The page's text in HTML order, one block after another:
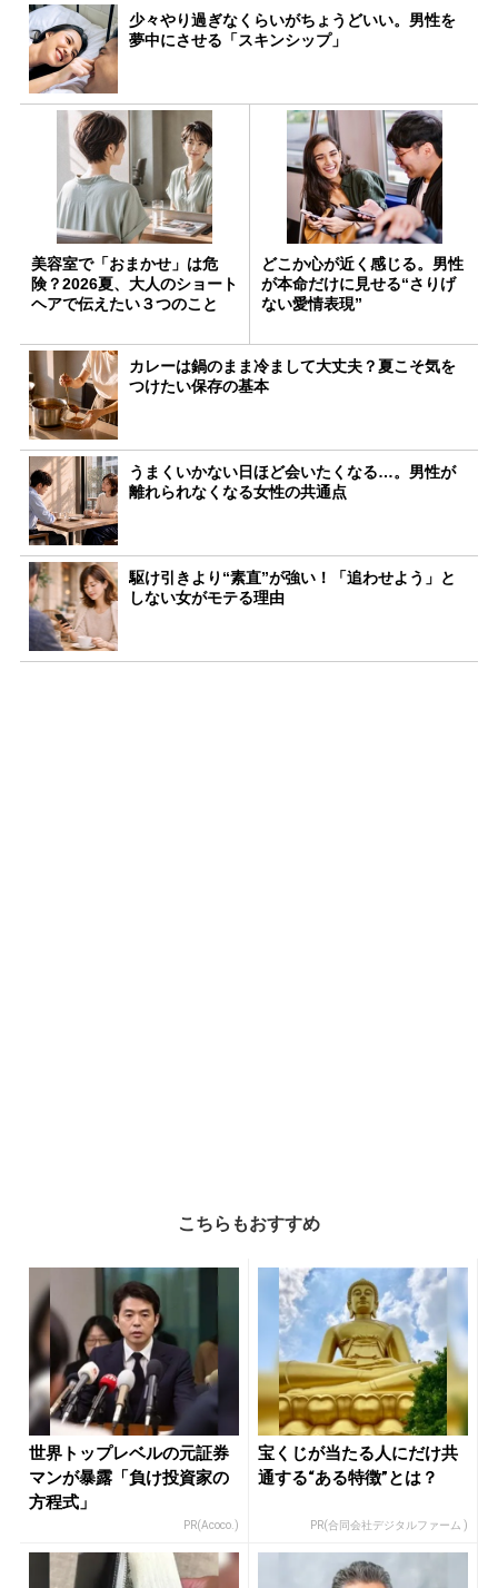
少々やり過ぎなくらいがちょうどいい。男性を
夢中にさせる「スキンシップ」
美容室で「おまかせ」は危
険？2026夏、大人のショート
ヘアで伝えたい３つのこと
どこか心が近く感じる。男性
が本命だけに見せる“さりげ
ない愛情表現”
カレーは鍋のまま冷まして大丈夫？夏こそ気を
つけたい保存の基本
うまくいかない日ほど会いたくなる…。男性が
離れられなくなる女性の共通点
駆け引きより“素直”が強い！「追わせよう」と
しない女がモテる理由
こちらもおすすめ
世界トップレベルの元証券
マンが暴露「負け投資家の
方程式」
PR(Acoco.)
宝くじが当たる人にだけ共
通する“ある特徴”とは？
PR(合同会社デジタルファーム )